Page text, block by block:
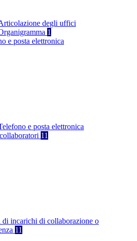
degli uffici
1
e posta elettronica
e posta elettronica
11
di incarichi di collaborazione o
11